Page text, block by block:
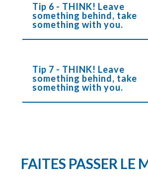
Tip 6 - THINK! Leave
something behind, take
something with you.
Tip 7 - THINK! Leave
something behind, take
something with you.